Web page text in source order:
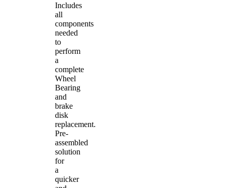
Includes
all
components
needed
to
perform
a
complete
Wheel
Bearing
and
brake
disk
replacement.
Pre-
assembled
solution
for
a
quicker